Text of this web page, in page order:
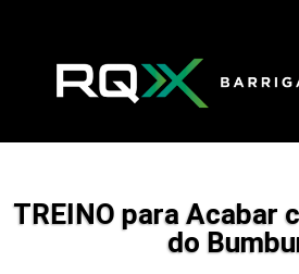
TREINO para Acabar
do